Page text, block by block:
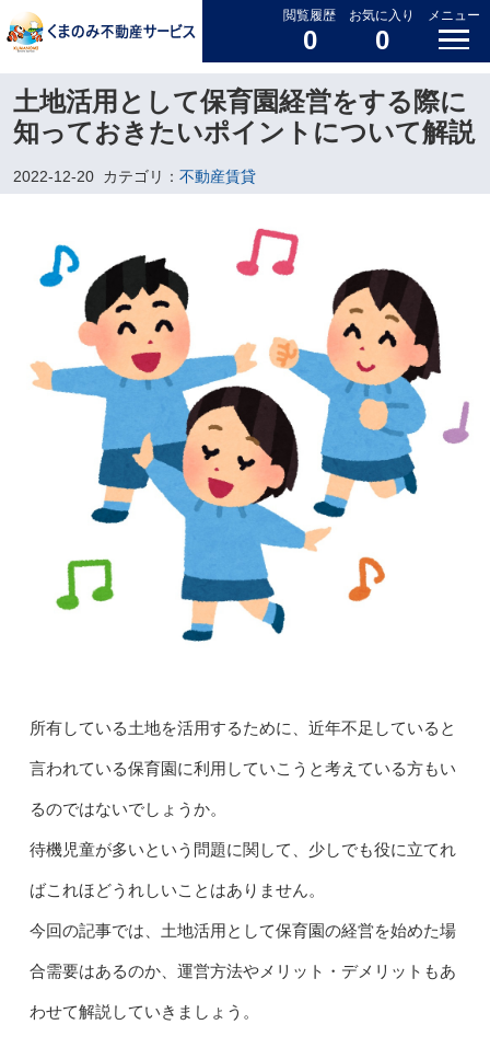
閲覧履歴
0
お気に入り
0
メニュー
土地活用として保育園経営をする際に
知っておきたいポイントについて解説
2022-12-20 カテゴリ： 不動産賃貸
所有している土地を活用するために、近年不足していると
言われている保育園に利用していこうと考えている方もい
るのではないでしょうか。
待機児童が多いという問題に関して、少しでも役に立てれ
ばこれほどうれしいことはありません。
今回の記事では、土地活用として保育園の経営を始めた場
合需要はあるのか、運営方法やメリット・デメリットもあ
わせて解説していきましょう。